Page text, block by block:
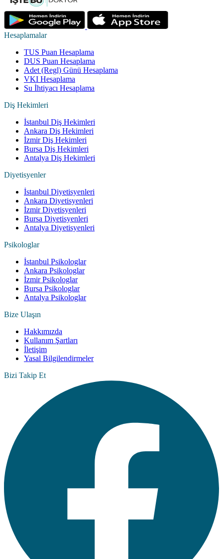
Hesaplamalar
TUS Puan Hesaplama
DUS Puan Hesaplama
Adet (Regl) Günü Hesaplama
VKI Hesaplama
Su İhtiyacı Hesaplama
Diş Hekimleri
İstanbul Diş Hekimleri
Ankara Diş Hekimleri
İzmir Diş Hekimleri
Bursa Diş Hekimleri
Antalya Diş Hekimleri
Diyetisyenler
İstanbul Diyetisyenleri
Ankara Diyetisyenleri
İzmir Diyetisyenleri
Bursa Diyetisyenleri
Antalya Diyetisyenleri
Psikologlar
İstanbul Psikologlar
Ankara Psikologlar
İzmir Psikologlar
Bursa Psikologlar
Antalya Psikologlar
Bize Ulaşın
Hakkımızda
Kullanım Şartları
İletişim
Yasal Bilgilendirmeler
Bizi Takip Et